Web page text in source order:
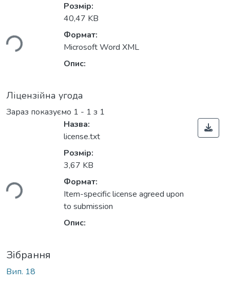
Розмір:
40,47 KB
Формат:
Microsoft Word XML
Опис:
Ліцензійна угода
Зараз показуємо 1 - 1 з 1
Назва:
license.txt
Розмір:
3,67 KB
Формат:
Item-specific license agreed upon
to submission
Опис:
Зібрання
Вип. 18